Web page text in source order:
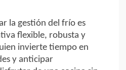
la gestión del frío es
flexible, robusta y
invierte tiempo en
y anticipar